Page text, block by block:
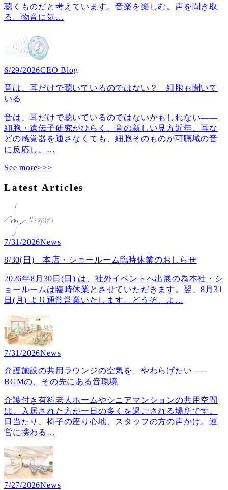
聴くものだと考えています。音楽を楽しむ。声を聞き取
る。物音に気…
6/29/2026CEO Blog
音は、耳だけで聴いているのではない？ 細胞も聞いて
いる
音は、耳だけで聴いているのではないかもしれない――
細胞・遺伝子研究がひらく、音の新しい見方近年、耳な
どの感覚器を通さなくても、細胞そのものが可聴域の音
に反応し、 …
See more>>>
Latest Articles
7/31/2026News
8/30(日) 本店・ショールーム臨時休業のおしらせ
2026年8月30日(日) は、社外イベントへ出展の為本社・シ
ョールームは臨時休業とさせていただきます。翌、8月31
日(月) より通常営業いたします。どうぞ、よ …
7/31/2026News
介護施設の共用ラウンジの空気を、やわらげたい ──
BGMの、その先にある音環境
介護付き有料老人ホームやシニアマンションの共用空間
は、入居された方が一日の多くを過ごされる場所です。
日当たり、椅子の座り心地、スタッフの方の声かけ。運
営に携わる …
7/27/2026News